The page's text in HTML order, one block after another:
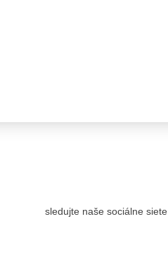
sledujte naše sociálne siete